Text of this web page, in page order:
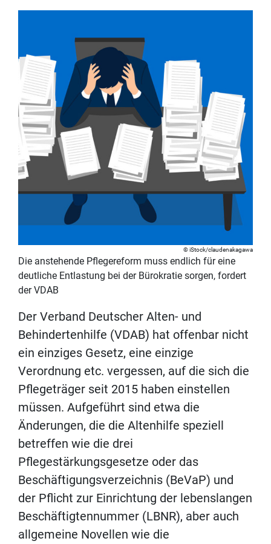
iStock/claudenakagawa
Die anstehende Pflegereform muss endlich für eine
deutliche Entlastung bei der Bürokratie sorgen, fordert
der VDAB
Der Verband Deutscher Alten- und
Behindertenhilfe (VDAB) hat offenbar nicht
ein einziges Gesetz, eine einzige
Verordnung etc. vergessen, auf die sich die
Pflegeträger seit 2015 haben einstellen
müssen. Aufgeführt sind etwa die
Änderungen, die die Altenhilfe speziell
betreffen wie die drei
Pflegestärkungsgesetze oder das
Beschäftigungsverzeichnis (BeVaP) und
der Pflicht zur Einrichtung der lebenslangen
Beschäftigtennummer (LBNR), aber auch
allgemeine Novellen wie die